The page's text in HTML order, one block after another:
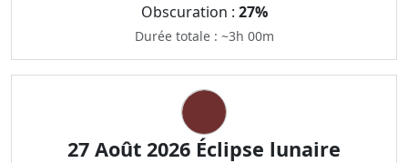
Obscuration : 27%
Durée totale : ~3h 00m
27 Août 2026 Éclipse lunaire